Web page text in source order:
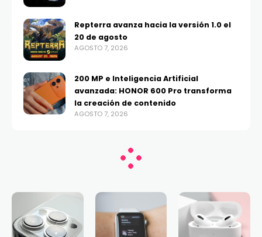
Repterra avanza hacia la versión 1.0 el
20 de agosto
AGOSTO 7, 2026
200 MP e Inteligencia Artificial
avanzada: HONOR 600 Pro transforma
la creación de contenido
AGOSTO 7, 2026